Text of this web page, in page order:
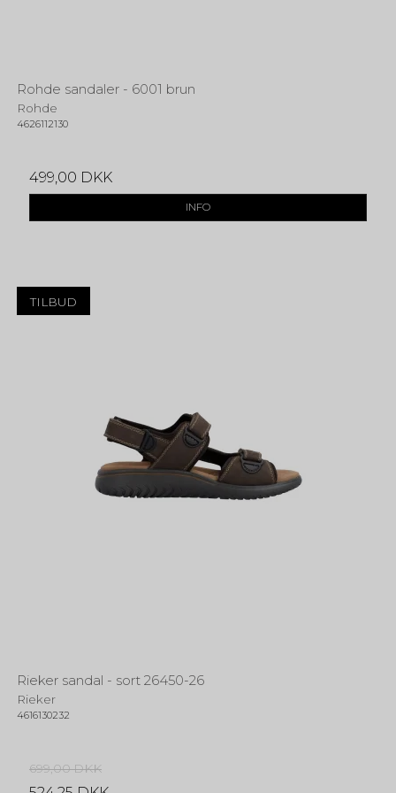
Rohde sandaler - 6001 brun
Rohde
4626112130
499,00 DKK
INFO
TILBUD
Rieker sandal - sort 26450-26
Rieker
4616130232
699,00 DKK